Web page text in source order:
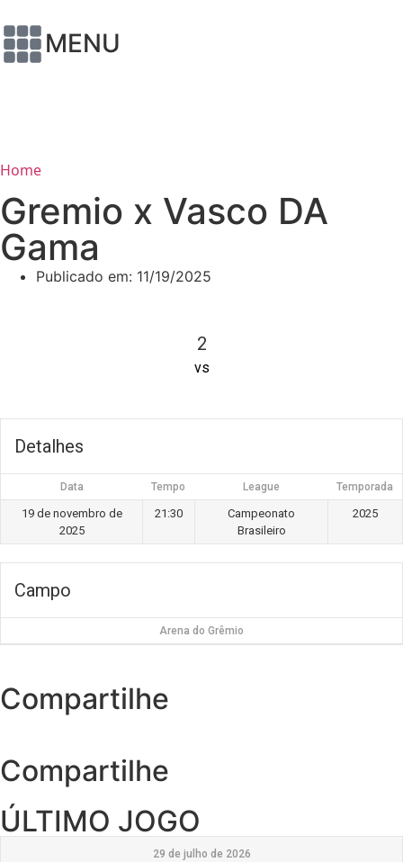
MENU
Home
Gremio x Vasco DA
Gama
Publicado em: 11/19/2025
2
vs
Detalhes
Data Tempo League Temporada
19 de novembro de
2025
21:30
Campeonato
Brasileiro
2025
Campo
Arena do Grêmio
Compartilhe
Compartilhe
ÚLTIMO JOGO
29 de julho de 2026